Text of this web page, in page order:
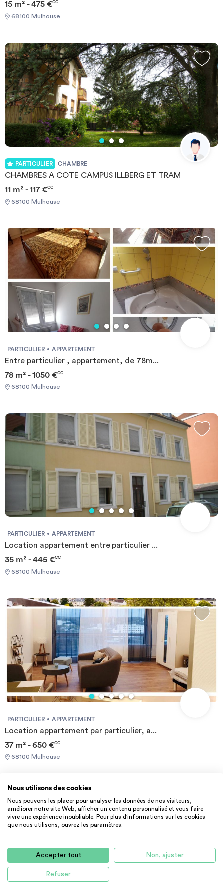
15 m² - 475 €CC
68100 Mulhouse
PARTICULIER CHAMBRE
CHAMBRES A COTE CAMPUS ILLBERG ET TRAM
11 m² - 117 €CC
68100 Mulhouse
PARTICULIER APPARTEMENT
Entre particulier , appartement, de 78m...
78 m² - 1050 €CC
68100 Mulhouse
PARTICULIER APPARTEMENT
Location appartement entre particulier ...
35 m² - 445 €CC
68100 Mulhouse
PARTICULIER APPARTEMENT
Location appartement par particulier, a...
37 m² - 650 €CC
68100 Mulhouse
Nous utilisons des cookies
Nous pouvons les placer pour analyser les données de nos visiteurs,
améliorer notre site Web, afficher un contenu personnalisé et vous faire
vivre une expérience inoubliable. Pour plus d'informations sur les cookies
que nous utilisons, ouvrez les paramètres.
Accepter tout Non, ajuster
Refuser